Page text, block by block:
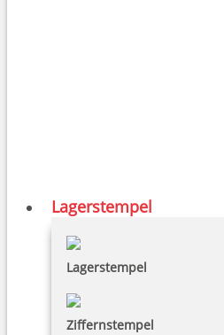
Lagerstempel
Lagerstempel
Ziffernstempel